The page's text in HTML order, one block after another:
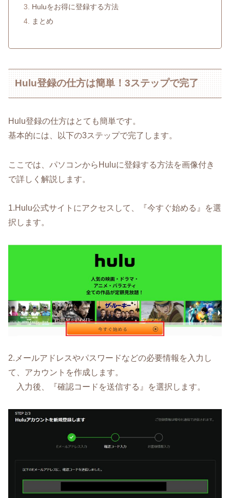
Huluをお得に登録する方法
まとめ
Hulu登録の仕方は簡単！3ステップで完了
Hulu登録の仕方はとても簡単です。
基本的には、以下の3ステップで完了します。
ここでは、パソコンからHuluに登録する方法を画像付き
で詳しく解説します。
1.Hulu公式サイトにアクセスして、『今すぐ始める』を選
択します。
2.メールアドレスやパスワードなどの必要情報を入力し
て、アカウントを作成します。
入力後、『確認コードを送信する』を選択します。